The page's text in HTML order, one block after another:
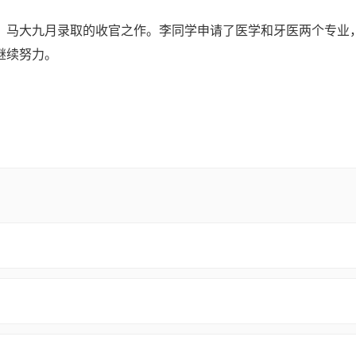
大九月录取的收官之作。李同学申请了医学和牙医两个专业
努力。